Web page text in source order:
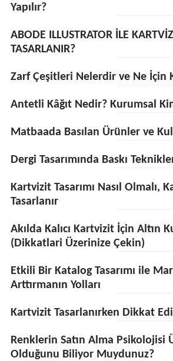
Yapılır?
ABODE ILLUSTRATOR İLE
TASARLANIR?
Zarf Çeşitleri Nelerdir ve Ne İçin
Antetli Kâğıt Nedir? Kurumsal
Matbaada Basılan Ürünler ve
Dergi Tasarımında Baskı
Kartvizit Tasarımı Nasıl Olmalı,
Tasarlanır
Akılda Kalıcı Kartvizit İçin Altın
(Dikkatlari Üzerinize Çekin)
Etkili Bir Katalog Tasarımı ile
Arttırmanın Yolları
Kartvizit Tasarlanırken Dikkat
Renklerin Satın Alma Psikolojisi
Olduğunu Biliyor Muydunuz?